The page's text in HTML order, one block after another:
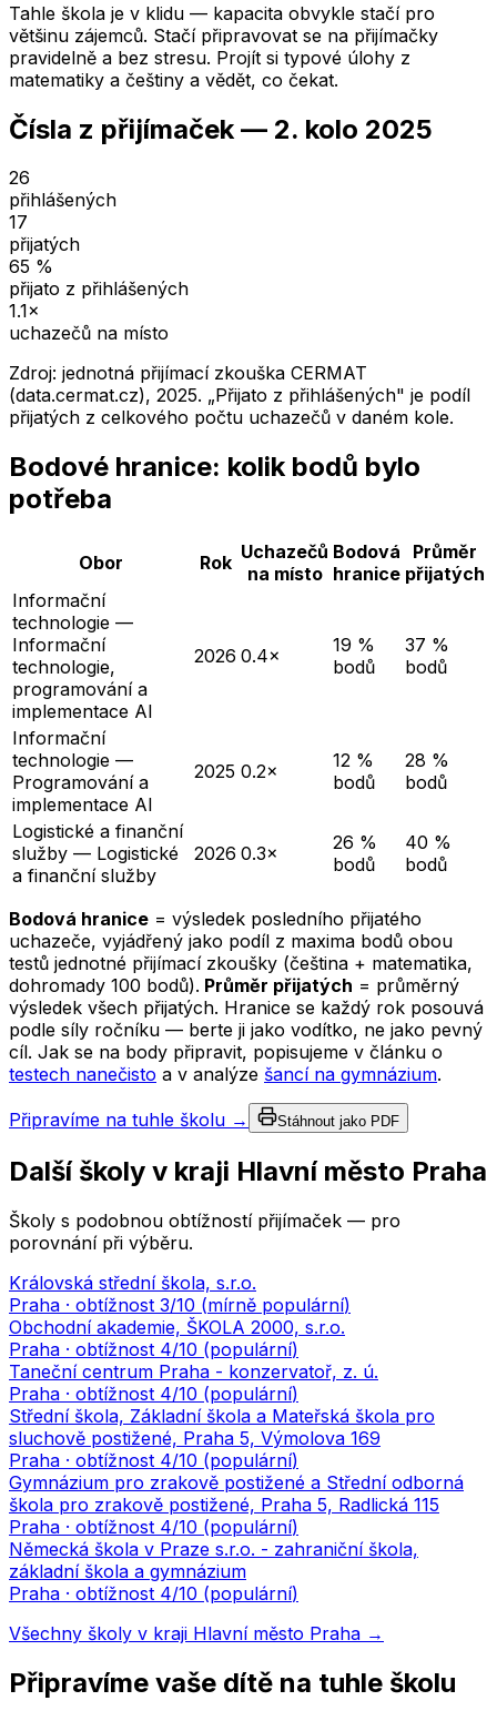
Tahle škola je v klidu — kapacita obvykle stačí pro
většinu zájemců. Stačí připravovat se na přijímačky
pravidelně a bez stresu. Projít si typové úlohy z
matematiky a češtiny a vědět, co čekat.
Čísla z přijímaček — 2. kolo 2025
26
přihlášených
17
přijatých
65 %
přijato z přihlášených
1.1×
uchazečů na místo
Zdroj: jednotná přijímací zkouška CERMAT
(data.cermat.cz), 2025. „Přijato z přihlášených" je podíl
přijatých z celkového počtu uchazečů v daném kole.
Bodové hranice: kolik bodů bylo
potřeba
Obor Rok Uchazečů
na místo
Bodová
hranice
Průměr
přijatých
Informační
technologie —
Informační
technologie,
programování a
implementace AI
2026 0.4×
19 %
bodů
37 %
bodů
Informační
technologie —
Programování a
implementace AI
2025 0.2×
12 %
bodů
28 %
bodů
Logistické a finanční
služby — Logistické
a finanční služby
2026 0.3×
26 %
bodů
40 %
bodů
Bodová hranice = výsledek posledního přijatého
uchazeče, vyjádřený jako podíl z maxima bodů obou
testů jednotné přijímací zkoušky (čeština + matematika,
dohromady 100 bodů). Průměr přijatých = průměrný
výsledek všech přijatých. Hranice se každý rok posouvá
podle síly ročníku — berte ji jako vodítko, ne jako pevný
cíl. Jak se na body připravit, popisujeme v článku o
testech nanečisto a v analýze šancí na gymnázium.
Připravíme na tuhle školu → Stáhnout jako PDF
Další školy v kraji Hlavní město Praha
Školy s podobnou obtížností přijímaček — pro
porovnání při výběru.
Královská střední škola, s.r.o.
Praha · obtížnost 3/10 (mírně populární)
Obchodní akademie, ŠKOLA 2000, s.r.o.
Praha · obtížnost 4/10 (populární)
Taneční centrum Praha - konzervatoř, z. ú.
Praha · obtížnost 4/10 (populární)
Střední škola, Základní škola a Mateřská škola pro
sluchově postižené, Praha 5, Výmolova 169
Praha · obtížnost 4/10 (populární)
Gymnázium pro zrakově postižené a Střední odborná
škola pro zrakově postižené, Praha 5, Radlická 115
Praha · obtížnost 4/10 (populární)
Německá škola v Praze s.r.o. - zahraniční škola,
základní škola a gymnázium
Praha · obtížnost 4/10 (populární)
Všechny školy v kraji Hlavní město Praha →
Připravíme vaše dítě na tuhle školu